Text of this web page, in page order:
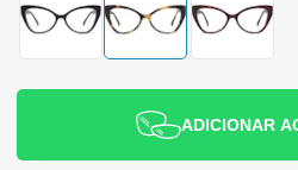
ADICIONAR